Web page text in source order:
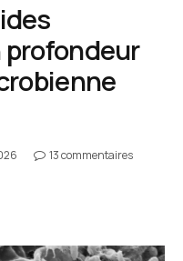
13 commentaires